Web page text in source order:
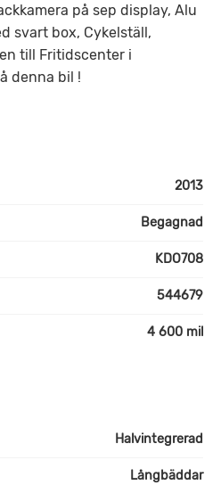
på sep display, Alu
svart box, Cykelställ,
till Fritidscenter i
denna bil !
2013
Begagnad
KDO708
544679
4 600 mil
Halvintegrerad
Långbäddar